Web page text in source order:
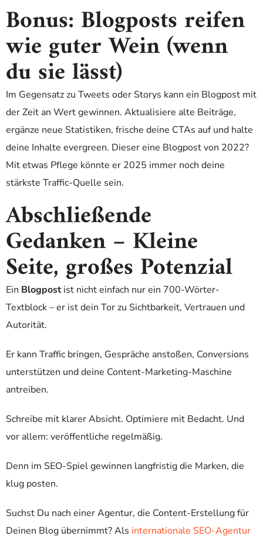
Bonus: Blogposts reifen
wie guter Wein (wenn
du sie lässt)
Im Gegensatz zu Tweets oder Storys kann ein Blogpost mit
der Zeit an Wert gewinnen. Aktualisiere alte Beiträge,
ergänze neue Statistiken, frische deine CTAs auf und halte
deine Inhalte evergreen. Dieser eine Blogpost von 2022?
Mit etwas Pflege könnte er 2025 immer noch deine
stärkste Traffic-Quelle sein.
Abschließende
Gedanken – Kleine
Seite, großes Potenzial
Ein Blogpostist nicht einfach nur ein 700-Wörter-
Textblock – er ist dein Tor zu Sichtbarkeit, Vertrauen und
Autorität.
Er kann Traffic bringen, Gespräche anstoßen, Conversions
unterstützen und deine Content-Marketing-Maschine
antreiben.
Schreibe mit klarer Absicht. Optimiere mit Bedacht. Und
vor allem: veröffentliche regelmäßig.
Denn im SEO-Spiel gewinnen langfristig die Marken, die
klug posten.
Suchst Du nach einer Agentur, die Content-Erstellung für
Deinen Blog übernimmt? Als internationale SEO-Agentur